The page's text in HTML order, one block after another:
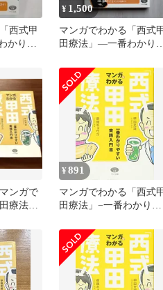
西式甲
かりや
¥ 1,500
マンガでわかる「西式
田療法」―一番わかりや
ン文庫)
ンガで
療法」
¥891
マンガでわかる「西式
田療法」−一番わかりや
ン文庫)